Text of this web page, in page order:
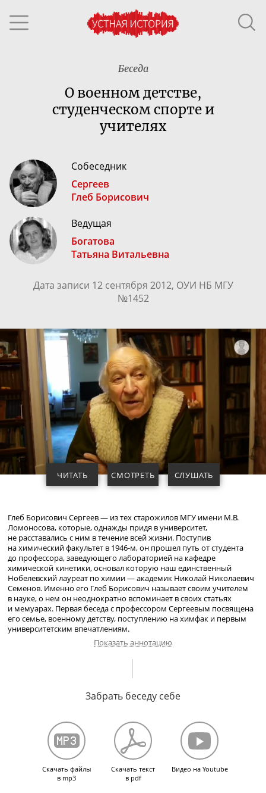
Беседа
О военном детстве,
студенческом спорте и
учителях
Собеседник
Сергеев
Глеб Борисович
Ведущая
Богатова
Татьяна Витальевна
Дата записи 12 сентября 2012, ОУИ НБ МГУ
№1452
ЧИТАТЬ СМОТРЕТЬ СЛУШАТЬ
Глеб Борисович Сергеев — из тех старожилов МГУ имени М.В.
Ломоносова, которые, однажды придя в университет,
не расставались с ним в течение всей жизни. Поступив
на химический факультет в 1946-м,он прошел путь от студента
до профессора, заведующего лабораторией на кафедре
химической кинетики, основал которую наш единственный
Нобелевский лауреат по химии — академик Николай Николаевич
Семенов. Именно его Глеб Борисович называет своим учителем
в науке, о нем он неоднократно вспоминает в своих статьях
и мемуарах. Первая беседа с профессором Сергеевым посвящена
его семье, военному детству, поступлению на химфак и первым
университетским впечатлениям.
Жизнь родителей в Куйбышеве. Учеба в школе. Участие отца
в войне. Об учительнице литературы. Школьная постановка
Поступление на химический факультет МГУ. Студенческая жизнь
в первые послевоенные годы. Быт в общежитии. Карточная
система. Увлечение спортом. Спортивная жизнь на химфаке.
Поход на Кавказ и по Валдаю. Дипломная работа. О религиозности
и уверенности в будущем. Общественная работа на факультете.
Стенгазета «Наши будни».
Показать аннотацию
Забрать беседу себе
Скачать файлы
в mp3
Скачать текст
в pdf
Видео на Youtube